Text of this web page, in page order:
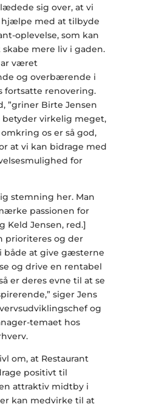
sig over, at vi
hjælpe med at tilbyde
oplevelse, som kan
mere liv i gaden.
været
og overbærende i
fortsatte renovering.
”griner Birte Jensen
betyder virkelig meget,
os er så god,
at vi kan bidrage med
for
stemning her. Man
passionen for
Keld Jensen, red.]
prioriteres og der
at give gæsterne
og drive en rentabel
er deres evne til at se
siger Jens
og
temaet hos
om, at Restaurant
positivt til
attraktiv midtby i
kan medvirke til at